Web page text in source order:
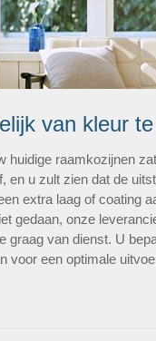
van kleur
huidige raamkozijnen
en u zult zien dat de
extra laag of coating
gedaan, onze
graag van dienst. U
voor een optimale